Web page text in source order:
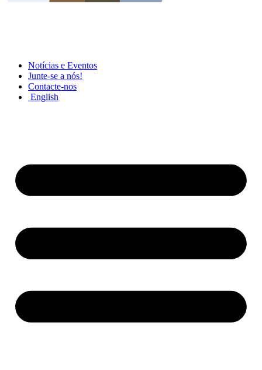
Notícias e Eventos
Junte-se a nós!
Contacte-nos
English